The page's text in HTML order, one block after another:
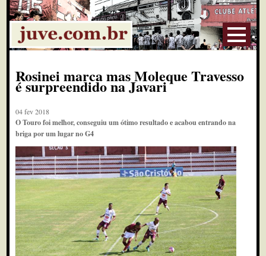
Rosinei marca mas Moleque Travesso
é surpreendido na Javari
04 fev 2018
O Touro foi melhor, conseguiu um ótimo resultado e acabou entrando na
briga por um lugar no G4